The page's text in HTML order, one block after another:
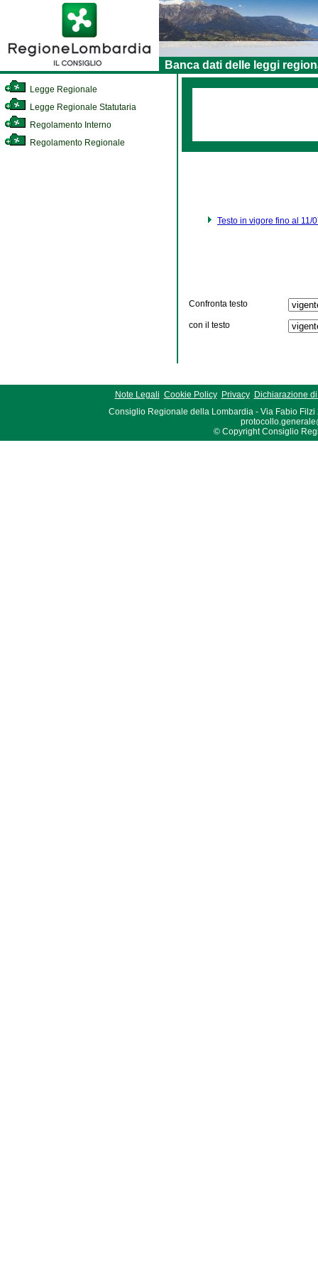
Banca dati delle leggi
Legge Regionale
Legge Regionale Statutaria
Regolamento Interno
Regolamento Regionale
Testo in vigore fino al 11/
Confronta testo
con il testo
Note Legali Cookie Policy Privacy
Dichiarazione
Consiglio Regionale della Lombardia - Via Fabio Filzi
© Copyright Consiglio